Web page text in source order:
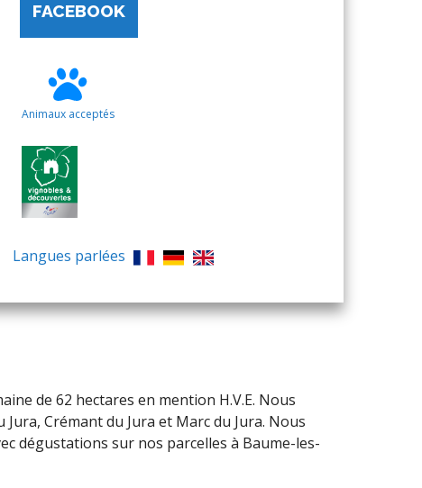
FACEBOOK
Animaux acceptés
Langues parlées
de 62 hectares en mention H.V.E. Nous
Crémant du Jura et Marc du Jura. Nous
dégustations sur nos parcelles à Baume-les-